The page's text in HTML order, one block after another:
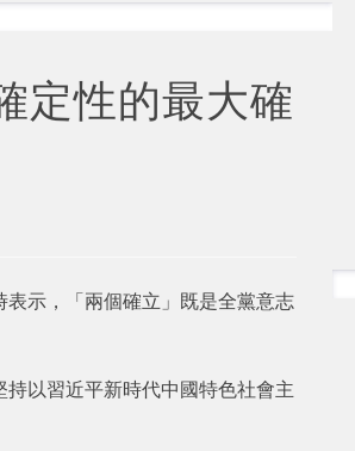
定性的最大確
示，「兩個確立」既是全黨意志
以習近平新時代中國特色社會主